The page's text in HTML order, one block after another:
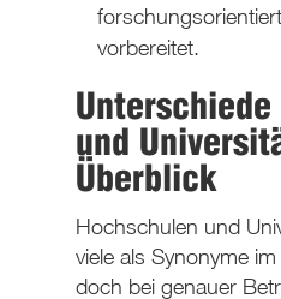
vorbereitet.
Unterschiede
und
Überblick
Hochschulen und
viele als Synonyme
doch bei genauer